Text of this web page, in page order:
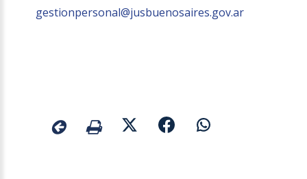
gestionpersonal@jusbuenosaires.gov.ar